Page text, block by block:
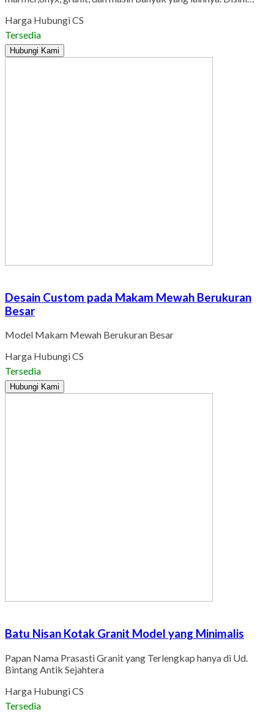
Harga Hubungi CS
Tersedia
Hubungi Kami
Desain Custom pada Makam Mewah Berukuran
Besar
Model Makam Mewah Berukuran Besar
Harga Hubungi CS
Tersedia
Hubungi Kami
Batu Nisan Kotak Granit Model yang Minimalis
Papan Nama Prasasti Granit yang Terlengkap hanya di Ud.
Bintang Antik Sejahtera
Harga Hubungi CS
Tersedia